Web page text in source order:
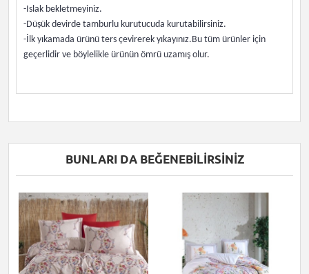
-Islak bekletmeyiniz.
-Düşük devirde tamburlu kurutucuda kurutabilirsiniz.
-İlk yıkamada ürünü ters çevirerek yıkayınız.Bu tüm ürünler için
geçerlidir ve böylelikle ürünün ömrü uzamış olur.
BUNLARI DA BEĞENEBILIRSINIZ